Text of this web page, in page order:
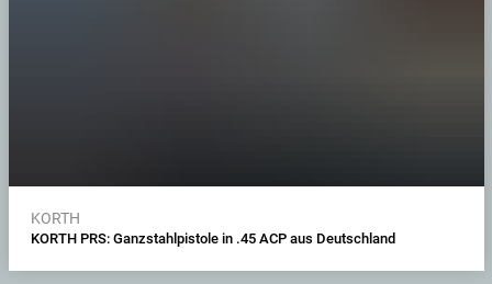
KORTH
KORTH PRS: Ganzstahlpistole in .45 ACP aus Deutschland